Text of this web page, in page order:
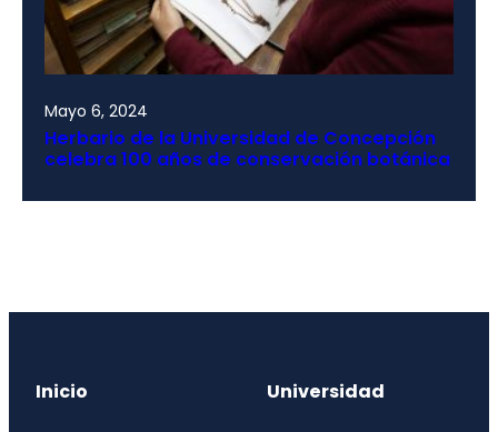
Mayo 6, 2024
Herbario de la Universidad de Concepción
celebra 100 años de conservación botánica
Inicio Universidad